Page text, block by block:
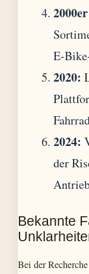
E-
2020:
2024:
der
Bekannte
Bei der